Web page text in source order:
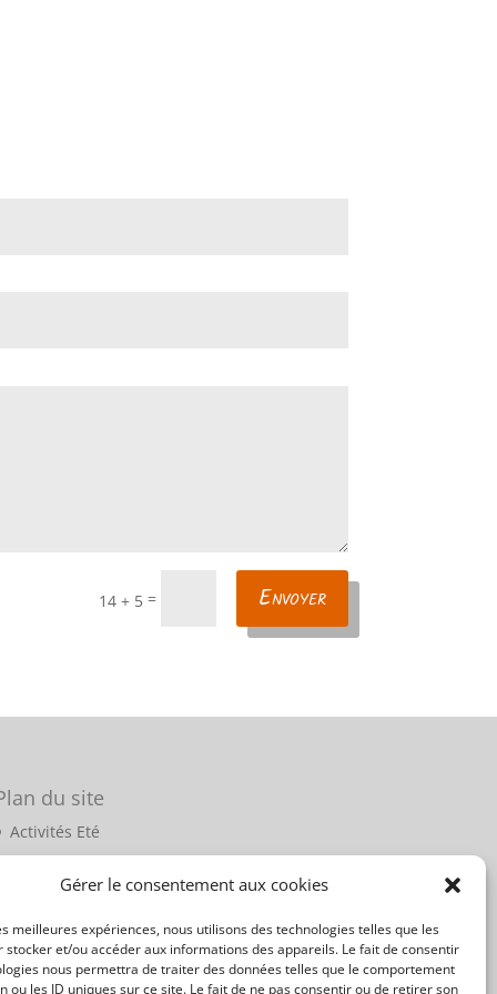
Gérer le consentement aux cookies
meilleures expériences, nous utilisons des technologies telles que les
stocker et/ou accéder aux informations des appareils. Le fait de consentir
nous permettra de traiter des données telles que le comportement
ou les ID uniques sur ce site. Le fait de ne pas consentir ou de retirer son
14 + 5= Envoyer
du site
Activités Eté
Contact
Mentions légales